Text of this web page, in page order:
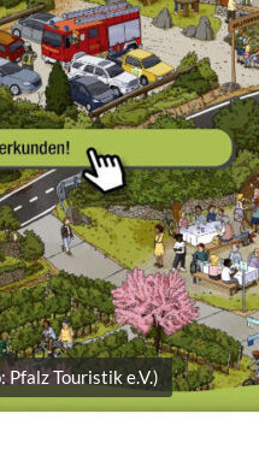
Touristik e.V.)